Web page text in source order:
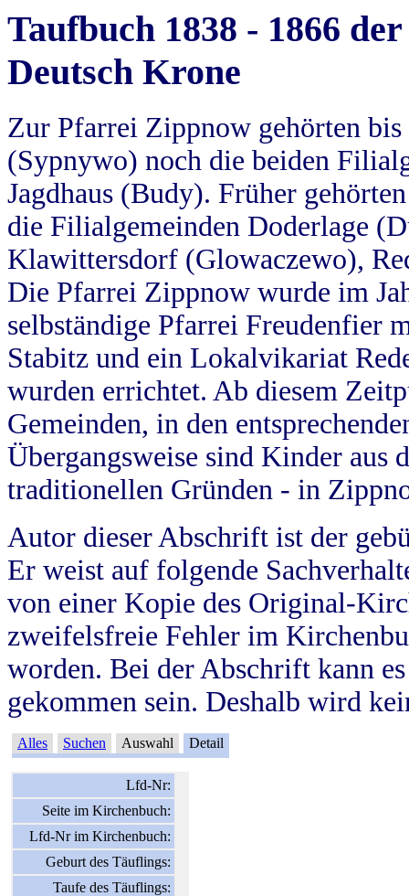
Taufbuch 1838 - 1866
Deutsch Krone
Zur Pfarrei Zippnow gehörten
(Sypnywo) noch die beiden
Jagdhaus (Budy). Früher
die Filialgemeinden Doderlage
Klawittersdorf (Glowaczewo),
Die Pfarrei Zippnow wurde im
selbständige Pfarrei Freudenfier
Stabitz und ein Lokalvikariat
wurden errichtet. Ab diesem
Gemeinden, in den
Übergangsweise sind Kinder aus
traditionellen Gründen - in
Autor dieser Abschrift ist der
Er weist auf folgende
von einer Kopie des Original-
zweifelsfreie Fehler im
worden. Bei der Abschrift kann
gekommen sein. Deshalb wird
Alles Suchen Auswahl Detail
Lfd-Nr:
Seite im Kirchenbuch:
Lfd-Nr im Kirchenbuch:
Geburt des Täuflings:
Taufe des Täuflings: